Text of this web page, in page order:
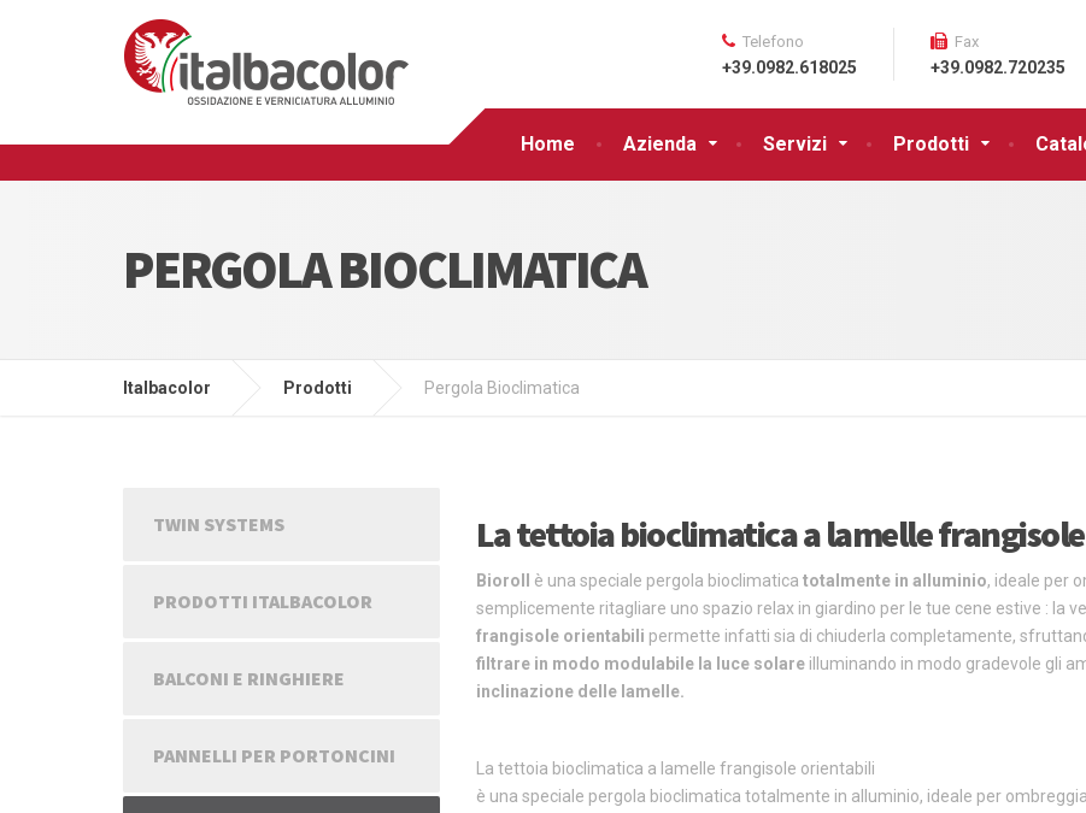
Home Azienda Servizi Prodotti
Telefono
+39.0982.618025
Fax
+39.0982.720235
PERGOLA BIOCLIMATICA
Italbacolor Prodotti Pergola Bioclimatica
La tettoia bioclimatica a lamelle
Bioroll è una speciale pergola bioclimatica totalmente in alluminio, ideale per
semplicemente ritagliare uno spazio relax in giardino per le tue cene estive : la
frangisole orientabili permette infatti sia di chiuderla completamente,
filtrare in modo modulabile la luce solareilluminando in modo gradevole gli
inclinazione delle lamelle.
La tettoia bioclimatica a lamelle frangisole orientabili
è una speciale pergola bioclimatica totalmente in alluminio, ideale per
TWIN SYSTEMS
PRODOTTI ITALBACOLOR
BALCONI E RINGHIERE
PANNELLI PER PORTONCINI